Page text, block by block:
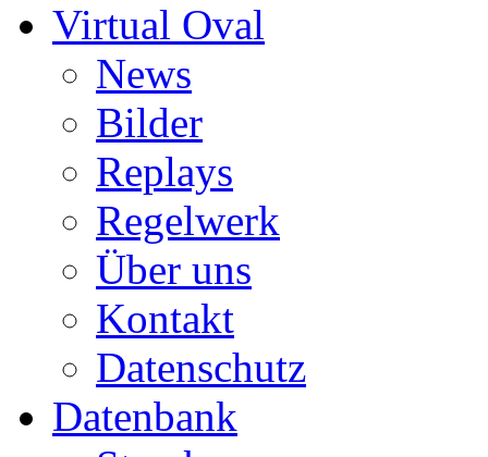
Virtual Oval
News
Bilder
Replays
Regelwerk
Über uns
Kontakt
Datenschutz
Datenbank